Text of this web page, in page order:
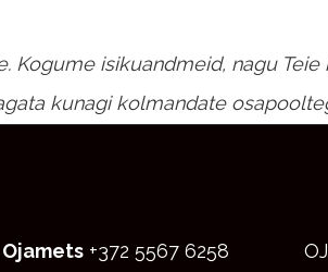
isikuandmeid, nagu
kunagi kolmandate
+372 5567 6258